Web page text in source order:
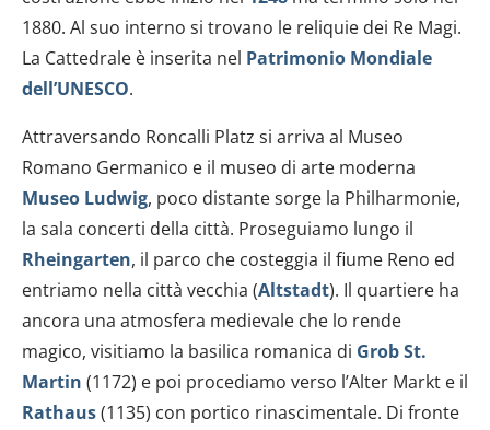
1880. Al suo interno si trovano le reliquie dei Re Magi.
La Cattedrale è inserita nel Patrimonio Mondiale
dell’UNESCO.
Attraversando Roncalli Platz si arriva al Museo
Romano Germanico e il museo di arte moderna
Museo Ludwig, poco distante sorge la Philharmonie,
la sala concerti della città. Proseguiamo lungo il
Rheingarten, il parco che costeggia il fiume Reno ed
entriamo nella città vecchia (Altstadt). Il quartiere ha
ancora una atmosfera medievale che lo rende
magico, visitiamo la basilica romanica di Grob St.
Martin (1172) e poi procediamo verso l’Alter Markt e il
Rathaus(1135) con portico rinascimentale. Di fronte